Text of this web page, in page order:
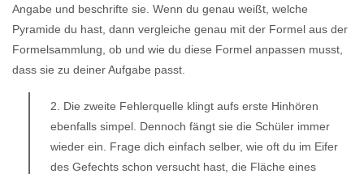
Angabe und beschrifte sie. Wenn du genau weißt, welche
Pyramide du hast, dann vergleiche genau mit der Formel aus der
Formelsammlung, ob und wie du diese Formel anpassen musst,
dass sie zu deiner Aufgabe passt.
2. Die zweite Fehlerquelle klingt aufs erste Hinhören
ebenfalls simpel. Dennoch fängt sie die Schüler immer
wieder ein. Frage dich einfach selber, wie oft du im Eifer
des Gefechts schon versucht hast, die Fläche eines